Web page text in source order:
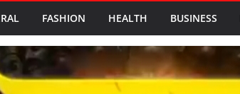
FASHION HEALTH BUSINESS